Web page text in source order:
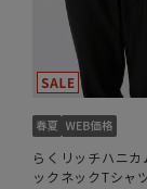
らくリッチハニ
ックネックTシャ